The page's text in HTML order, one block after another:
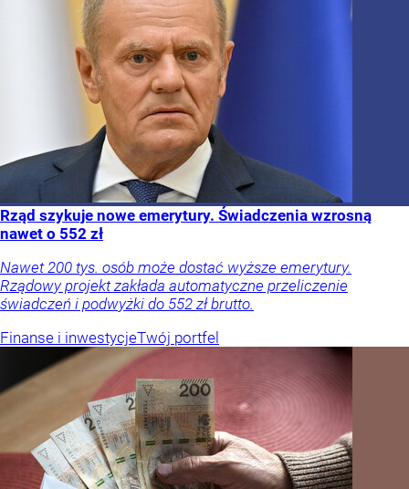
Rząd szykuje nowe emerytury. Świadczenia wzrosną
nawet o 552 zł
Nawet 200 tys. osób może dostać wyższe emerytury.
Rządowy projekt zakłada automatyczne przeliczenie
świadczeń i podwyżki do 552 zł brutto.
Finanse i inwestycjeTwój portfel